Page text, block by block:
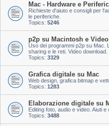
Mac - Hardware e
Richieste d'aiuto e consigli per
le periferiche.
Topics: 5246
p2p su Macintosh e
Uso dei programmi p2p su Mac.
sharing e le reti. Video download.
Topics: 3329
Grafica digitale su Mac
Web design, grafica bitmap e
Topics: 1283
Elaborazione digitale su
Editing foto, audio e video. Aiuti e
Topics: 3488